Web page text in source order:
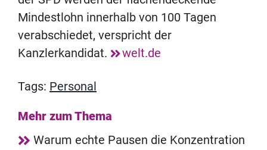
Mindestlohn innerhalb von 100 Tagen
verabschiedet, verspricht der
Kanzlerkandidat.
welt.de
Tags: Personal
Mehr zum Thema
Warum echte Pausen die Konzentration